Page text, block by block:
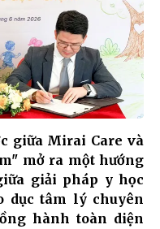
giữa Mirai Care và
mở ra một hướng
giải pháp y học
dục tâm lý chuyên
hành toàn diện